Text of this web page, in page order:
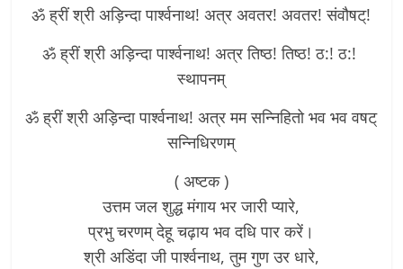
ॐ ह्रीं श्री अड़िन्दा पार्श्वनाथ! अत्र अवतर! अवतर! संवौषट्!
ॐ ह्रीं श्री अड़िन्दा पार्श्वनाथ! अत्र तिष्ठ! तिष्ठ! ठ:! ठ:!
स्थापनम्
ॐ ह्रीं श्री अड़िन्दा पार्श्वनाथ! अत्र मम सन्निहितो भव भव वषट्
सन्निधिरणम्
( अष्टक )
उत्तम जल शुद्ध मंगाय भर जारी प्यारे,
प्रभु चरणम् देहू चढ़ाय भव दधि पार करें।
श्री अडिंदा जी पार्श्वनाथ, तुम गुण उर धारे,